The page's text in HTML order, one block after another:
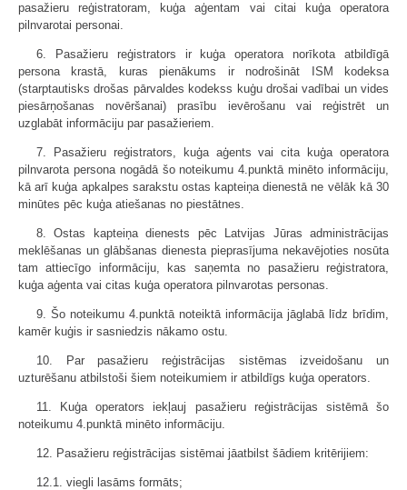
pasažieru reģistratoram, kuģa aģentam vai citai kuģa operatora
pilnvarotai personai.
6. Pasažieru reģistrators ir kuģa operatora norīkota atbildīgā
persona krastā, kuras pienākums ir nodrošināt ISM kodeksa
(starptautisks drošas pārvaldes kodekss kuģu drošai vadībai un vides
piesārņošanas novēršanai) prasību ievērošanu vai reģistrēt un
uzglabāt informāciju par pasažieriem.
7. Pasažieru reģistrators, kuģa aģents vai cita kuģa operatora
pilnvarota persona nogādā šo noteikumu 4.punktā minēto informāciju,
kā arī kuģa apkalpes sarakstu ostas kapteiņa dienestā ne vēlāk kā 30
minūtes pēc kuģa atiešanas no piestātnes.
8. Ostas kapteiņa dienests pēc Latvijas Jūras administrācijas
meklēšanas un glābšanas dienesta pieprasījuma nekavējoties nosūta
tam attiecīgo informāciju, kas saņemta no pasažieru reģistratora,
kuģa aģenta vai citas kuģa operatora pilnvarotas personas.
9. Šo noteikumu 4.punktā noteiktā informācija jāglabā līdz brīdim,
kamēr kuģis ir sasniedzis nākamo ostu.
10. Par pasažieru reģistrācijas sistēmas izveidošanu un
uzturēšanu atbilstoši šiem noteikumiem ir atbildīgs kuģa operators.
11. Kuģa operators iekļauj pasažieru reģistrācijas sistēmā šo
noteikumu 4.punktā minēto informāciju.
12. Pasažieru reģistrācijas sistēmai jāatbilst šādiem kritērijiem:
12.1. viegli lasāms formāts;